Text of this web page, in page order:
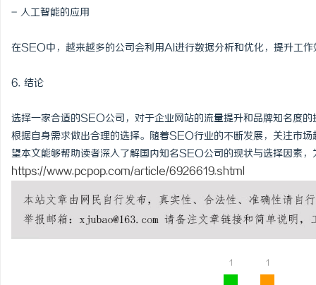
- 人工智能的应用
在SEO中，越来越多的公司会利用AI进行数据分析和优化，提升工作
6. 结论
选择一家合适的SEO公司，对于企业网站的流量提升和品牌知名度
根据自身需求做出合理的选择。随着SEO行业的不断发展，关注市
望本文能够帮助读者深入了解国内知名SEO公司的现状与选择因素
https://www.pcpop.com/article/6926619.shtml
1 1